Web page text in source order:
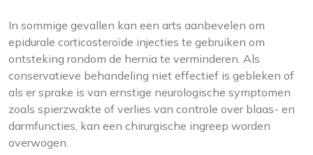
In sommige gevallen kan een arts aanbevelen om
epidurale corticosteroïde injecties te gebruiken om
ontsteking rondom de hernia te verminderen. Als
conservatieve behandeling niet effectief is gebleken of
als er sprake is van ernstige neurologische symptomen
zoals spierzwakte of verlies van controle over blaas- en
darmfuncties, kan een chirurgische ingreep worden
overwogen.